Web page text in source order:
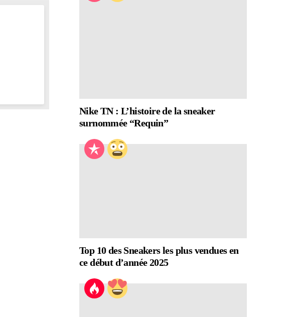
Nike TN : L’histoire de la sneaker
surnommée “Requin”
Top 10 des Sneakers les plus vendues en
ce début d’année 2025